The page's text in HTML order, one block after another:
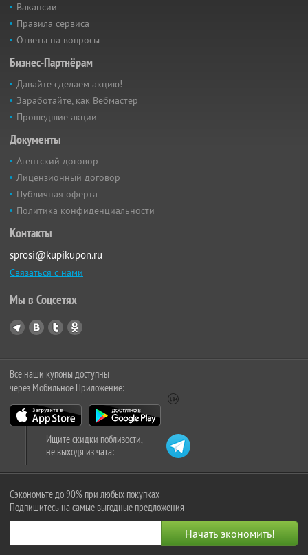
Вакансии
Правила сервиса
Ответы на вопросы
Бизнес-Партнёрам
Давайте сделаем акцию!
Заработайте, как Вебмастер
Прошедшие акции
Документы
Агентский договор
Лицензионный договор
Публичная оферта
Политика конфиденциальности
Контакты
sprosi@kupikupon.ru
Связаться с нами
Мы в Соцсетях
Все наши купоны доступны
через Мобильное Приложение:
Ищите скидки поблизости,
не выходя из чата:
Сэкономьте до 90% при любых покупках
Подпишитесь на самые выгодные предложения